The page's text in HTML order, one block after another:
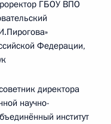
ГБОУ ВПО
Федерации,
директора
научно-
институт